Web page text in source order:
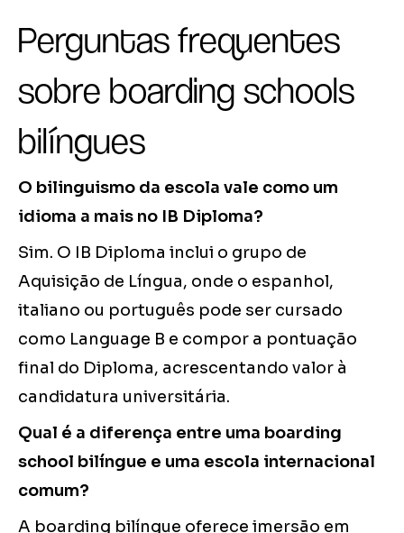
Perguntas frequentes
sobre boarding schools
bilíngues
O bilinguismo da escola vale como um
idioma a mais no IB Diploma?
Sim. O IB Diploma inclui o grupo de
Aquisição de Língua, onde o espanhol,
italiano ou português pode ser cursado
como Language B e compor a pontuação
final do Diploma, acrescentando valor à
candidatura universitária.
Qual é a diferença entre uma boarding
school bilíngue e uma escola internacional
comum?
A boarding bilíngue oferece imersão em